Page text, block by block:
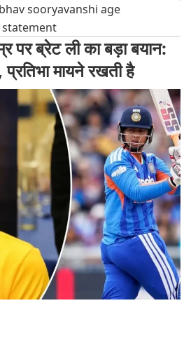
sooryavanshi age
पर ब्रेट ली का बड़ा बयान:
मायने रखती है